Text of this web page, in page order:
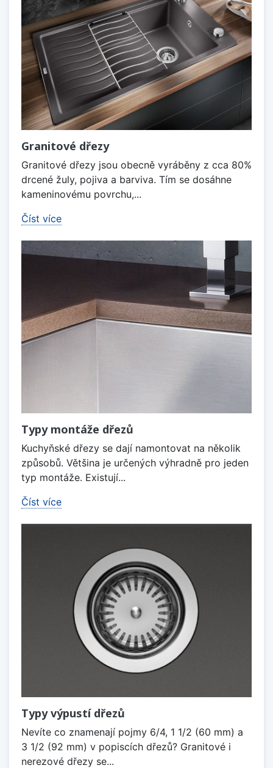
Granitové dřezy
Granitové dřezy jsou obecně vyráběny z cca 80%
drcené žuly, pojiva a barviva. Tím se dosáhne
kameninovému povrchu,...
Číst více
Typy montáže dřezů
Kuchyňské dřezy se dají namontovat na několik
způsobů. Většina je určených výhradně pro jeden
typ montáže. Existují...
Číst více
Typy výpustí dřezů
Nevíte co znamenají pojmy 6/4, 1 1/2 (60 mm) a
3 1/2 (92 mm) v popiscích dřezů? Granitové i
nerezové dřezy se...